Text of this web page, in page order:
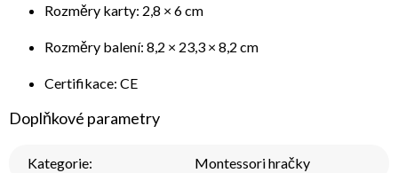
Rozměry karty: 2,8 × 6 cm
Rozměry balení: 8,2 × 23,3 × 8,2 cm
Certifikace: CE
Doplňkové parametry
Kategorie: Montessori hračky